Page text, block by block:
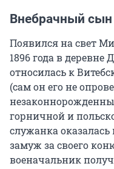
Внебрачный сын
Появился на свет
1896 года в деревне
относилась к
(сам он его не
горничной и
служанка
замуж за своего
военачальник